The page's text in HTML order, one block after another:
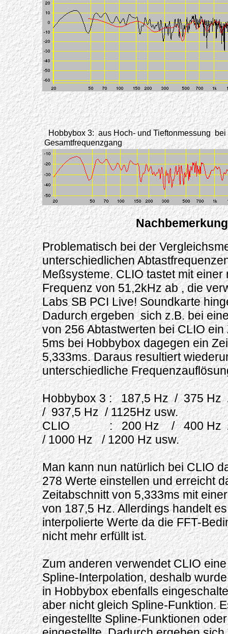
Hobbybox 3: aus Hoch- und Tieftonmessung bei
Gesamtfrequenzgang
Problematisch bei der
unterschiedlichen
Meßsysteme. CLIO tastet mit einer
Frequenz von 51,2kHz ab , die
Labs SB PCI Live! Soundkarte
Dadurch ergeben sich z.B. bei
von 256 Abtastwerten bei CLIO
5ms bei Hobbybox dagegen ein
5,333ms. Daraus resultiert
unterschiedliche
Hobbybox 3 : 187,5 Hz / 375 Hz
/ 937,5 Hz / 1125Hz usw.
CLIO : 200 Hz / 400 Hz /
/ 1000 Hz / 1200 Hz usw.
Man kann nun natürlich bei CLIO
278 Werte einstellen und erreicht
Zeitabschnitt von 5,333ms mit
von 187,5 Hz. Allerdings handelt
interpolierte Werte da die FFT-
nicht mehr erfüllt ist.
Zum anderen verwendet CLIO
Spline-Interpolation, deshalb
in Hobbybox ebenfalls
aber nicht gleich Spline-Funktion.
eingestellte Spline-Funktionen